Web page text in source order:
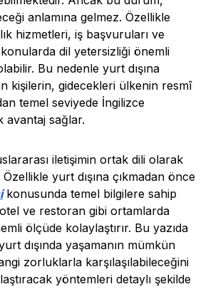
anlamına gelmez. Özellikle
hizmetleri, iş başvuruları ve
dil yetersizliği önemli
Bu nedenle yurt dışına
kişilerin, gidecekleri ülkenin resmî
temel seviyede İngilizce
avantaj sağlar.
iletişimin ortak dili olarak
yurt dışına çıkmadan önce
konusunda temel bilgilere sahip
ve restoran gibi ortamlarda
ölçüde kolaylaştırır. Bu yazıda
dışında yaşamanın mümkün
zorluklarla karşılaşılabileceğini
yöntemleri detaylı şekilde